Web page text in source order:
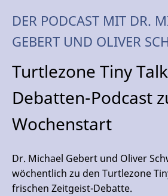
DER PODCAST MIT DR.
GEBERT UND OLIVER
Turtlezone Tiny
Debatten-Podcast
Wochenstart
Dr. Michael Gebert und Oliver
wöchentlich zu den Turtlezone
frischen Zeitgeist-Debatte.